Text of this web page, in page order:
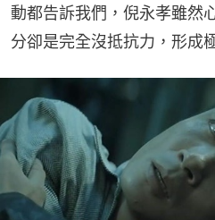
動都告訴我們，倪永孝雖然
分卻是完全沒抵抗力，形成